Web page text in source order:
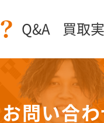
Q&A 買取
お問い合